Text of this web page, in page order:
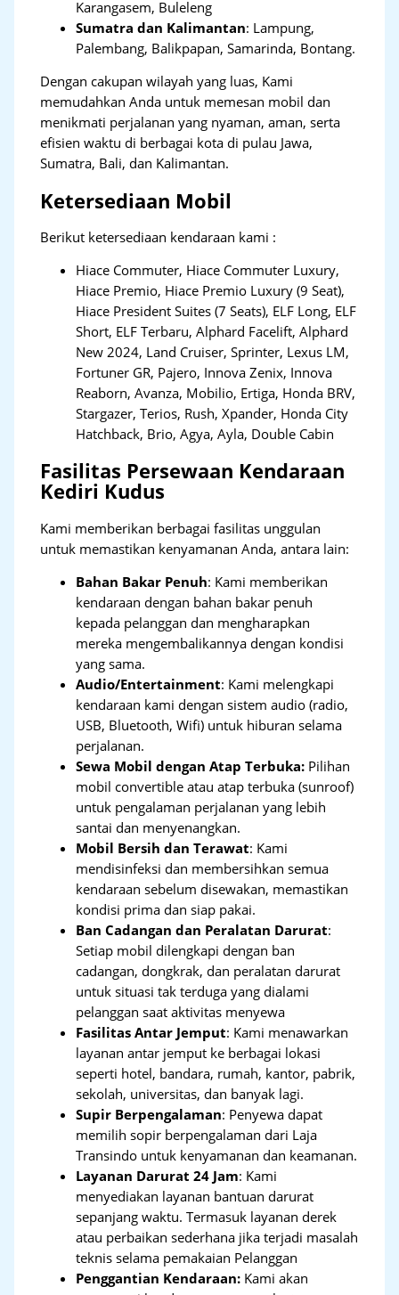
Karangasem, Buleleng
Sumatra dan Kalimantan: Lampung,
Palembang, Balikpapan, Samarinda, Bontang.
Dengan cakupan wilayah yang luas, Kami
memudahkan Anda untuk memesan mobil dan
menikmati perjalanan yang nyaman, aman, serta
efisien waktu di berbagai kota di pulau Jawa,
Sumatra, Bali, dan Kalimantan.
Ketersediaan Mobil
Berikut ketersediaan kendaraan kami :
Hiace Commuter, Hiace Commuter Luxury,
Hiace Premio, Hiace Premio Luxury (9 Seat),
Hiace President Suites (7 Seats), ELF Long, ELF
Short, ELF Terbaru, Alphard Facelift, Alphard
New 2024, Land Cruiser, Sprinter, Lexus LM,
Fortuner GR, Pajero, Innova Zenix, Innova
Reaborn, Avanza, Mobilio, Ertiga, Honda BRV,
Stargazer, Terios, Rush, Xpander, Honda City
Hatchback, Brio, Agya, Ayla, Double Cabin
Fasilitas Persewaan Kendaraan
Kediri Kudus
Kami memberikan berbagai fasilitas unggulan
untuk memastikan kenyamanan Anda, antara lain:
Bahan Bakar Penuh: Kami memberikan
kendaraan dengan bahan bakar penuh
kepada pelanggan dan mengharapkan
mereka mengembalikannya dengan kondisi
yang sama.
Audio/Entertainment: Kami melengkapi
kendaraan kami dengan sistem audio (radio,
USB, Bluetooth, Wifi) untuk hiburan selama
perjalanan.
Sewa Mobil dengan Atap Terbuka: Pilihan
mobil convertible atau atap terbuka (sunroof)
untuk pengalaman perjalanan yang lebih
santai dan menyenangkan.
Mobil Bersih dan Terawat: Kami
mendisinfeksi dan membersihkan semua
kendaraan sebelum disewakan, memastikan
kondisi prima dan siap pakai.
Ban Cadangan dan Peralatan Darurat:
Setiap mobil dilengkapi dengan ban
cadangan, dongkrak, dan peralatan darurat
untuk situasi tak terduga yang dialami
pelanggan saat aktivitas menyewa
Fasilitas Antar Jemput: Kami menawarkan
layanan antar jemput ke berbagai lokasi
seperti hotel, bandara, rumah, kantor, pabrik,
sekolah, universitas, dan banyak lagi.
Supir Berpengalaman: Penyewa dapat
memilih sopir berpengalaman dari Laja
Transindo untuk kenyamanan dan keamanan.
Layanan Darurat 24 Jam: Kami
menyediakan layanan bantuan darurat
sepanjang waktu. Termasuk layanan derek
atau perbaikan sederhana jika terjadi masalah
teknis selama pemakaian Pelanggan
Penggantian Kendaraan: Kami akan